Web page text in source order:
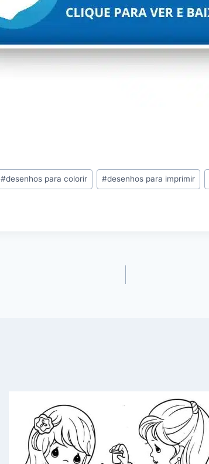
#desenhos para colorir #desenhos para imprimir